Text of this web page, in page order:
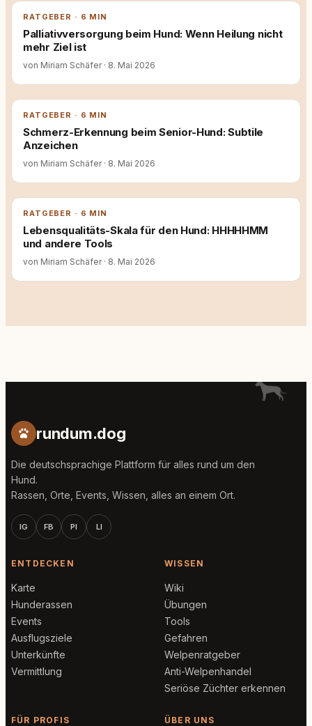
RATGEBER · 6 MIN
Palliativversorgung beim Hund: Wenn Heilung nicht
mehr Ziel ist
von Miriam Schäfer · 8. Mai 2026
RATGEBER · 6 MIN
Schmerz-Erkennung beim Senior-Hund: Subtile
Anzeichen
von Miriam Schäfer · 8. Mai 2026
RATGEBER · 6 MIN
Lebensqualitäts-Skala für den Hund: HHHHHMM
und andere Tools
von Miriam Schäfer · 8. Mai 2026
rundum.dog
Die deutschsprachige Plattform für alles rund um den
Hund.
Rassen, Orte, Events, Wissen, alles an einem Ort.
IG FB PI LI
ENTDECKEN
Karte
Hunderassen
Events
Ausflugsziele
Unterkünfte
Vermittlung
WISSEN
Wiki
Übungen
Tools
Gefahren
Welpenratgeber
Anti-Welpenhandel
Seriöse Züchter erkennen
FÜR PROFIS ÜBER UNS